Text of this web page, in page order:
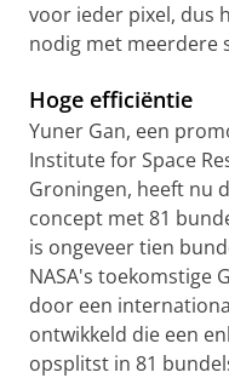
voor ieder pixel, dus
nodig met meerdere
Hoge efficiëntie
Yuner Gan, een
Institute for Space
Groningen, heeft nu
concept met 81
is ongeveer tien
NASA's toekomstige
door een
ontwikkeld die een
opsplitst in 81